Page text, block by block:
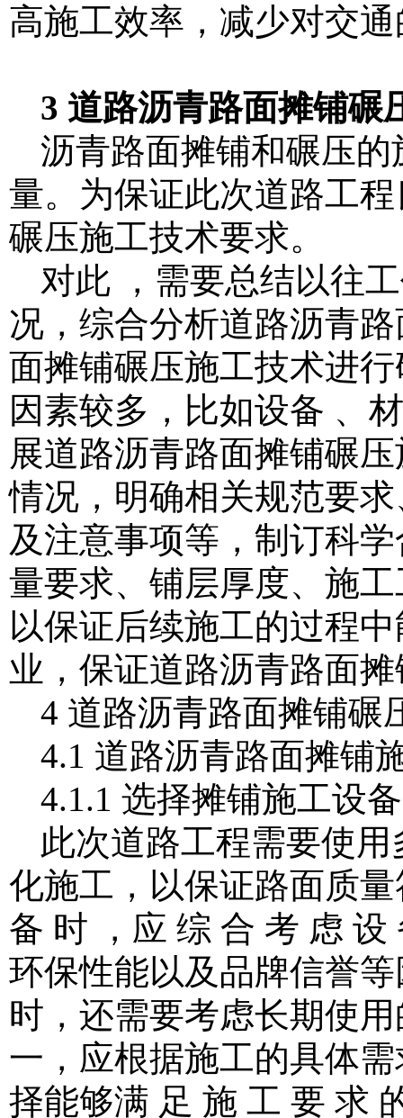
高施工效率，减少对交
3 道路沥青路面摊铺碾
沥青路面摊铺和碾压
量。为保证此次道路工
碾压施工技术要求。
对此 ，需要总结以往
况，综合分析道路沥青
面摊铺碾压施工技术进
因素较多，比如设备 、
展道路沥青路面摊铺碾
情况，明确相关规范要
及注意事项等，制订科
量要求、铺层厚度、施
以保证后续施工的过程
业，保证道路沥青路面
4 道路沥青路面摊铺碾
4.1 道路沥青路面摊铺
4.1.1 选择摊铺施工设备
此次道路工程需要使
化施工，以保证路面质
备 时 ，应 综 合 考 虑
环保性能以及品牌信誉
时，还需要考虑长期使
一，应根据施工的具体
择能够满 足 施 工 要 求